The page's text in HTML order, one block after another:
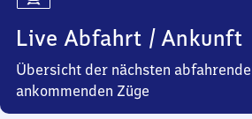
Live Abfahrt / Ankunft
Übersicht der nächsten
ankommenden Züge